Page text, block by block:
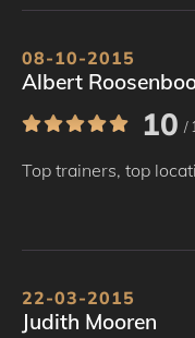
08-10-2015
Albert
10 /
Top trainers, top
22-03-2015
Judith Mooren